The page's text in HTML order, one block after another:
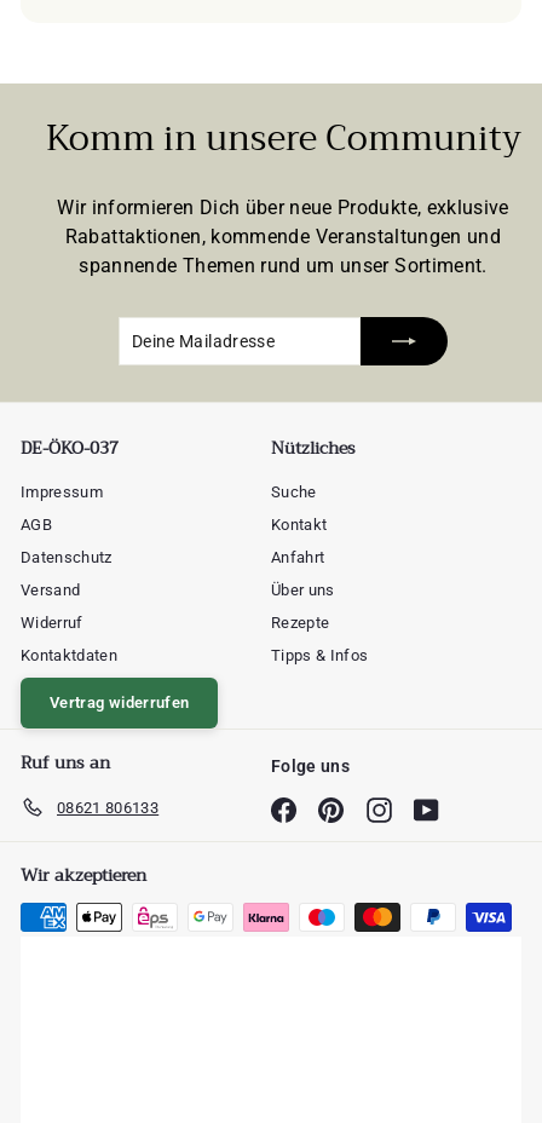
Komm in unsere Community
Wir informieren Dich über neue Produkte, exklusive
Rabattaktionen, kommende Veranstaltungen und
spannende Themen rund um unser Sortiment.
DE-ÖKO-037
Impressum
AGB
Datenschutz
Versand
Widerruf
Kontaktdaten
Vertrag widerrufen
Nützliches
Suche
Kontakt
Anfahrt
Über uns
Rezepte
Tipps & Infos
Ruf uns an
08621 806133
Folge uns
FacebookPinterestInstagram
Wir akzeptieren